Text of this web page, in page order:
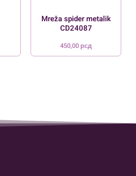
Mreža spider metalik
CD24087
450,00 рсд